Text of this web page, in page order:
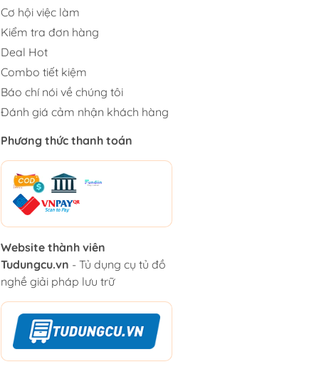
Cơ hội việc làm
Kiểm tra đơn hàng
Deal Hot
Combo tiết kiệm
Báo chí nói về chúng tôi
Đánh giá cảm nhận khách hàng
Phương thức thanh toán
Website thành viên
Tudungcu.vn - Tủ dụng cụ tủ đồ
nghề giải pháp lưu trữ